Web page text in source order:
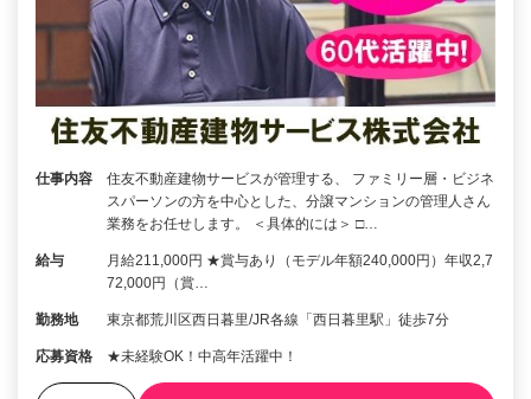
仕事内容
住友不動産建物サービスが管理する、 ファミリー層・ビジネ
スパーソンの方を中心とした、分譲マンションの管理人さん
業務をお任せします。 ＜具体的には＞ □…
給与
月給211,000円 ★賞与あり（モデル年額240,000円）年収2,7
72,000円（賞…
勤務地 東京都荒川区西日暮里/JR各線「西日暮里駅」徒歩7分
応募資格 ★未経験OK！中高年活躍中！